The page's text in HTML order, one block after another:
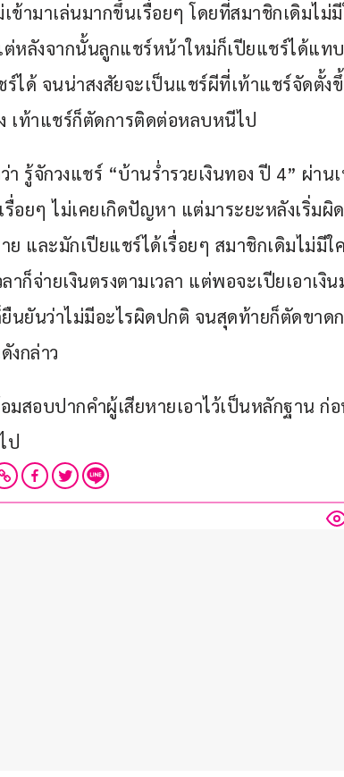
ามาเล่นมากขึ้นเรื่อยๆ โดยที่สมาชิกเดิมไม่มี
หลังจากนั้นลูกแชร์หน้าใหม่ก็เปียแชร์ได้แท
ได้ จนน่าสงสัยจะเป็นแชร์ผีที่เท้าแชร์จัดตั้ง
เท้าแชร์ก็ตัดการติดต่อหลบหนีไป
รู้จักวงแชร์ “บ้านร่ำรวยเงินทอง ปี 4” ผ่าน
อยๆ ไม่เคยเกิดปัญหา แต่มาระยะหลังเริ่มผิด
ย และมักเปียแชร์ได้เรื่อยๆ สมาชิกเดิมไม่มีใ
าก็จ่ายเงินตรงตามเวลา แต่พอจะเปียเอาเงิน
นยันว่าไม่มีอะไรผิดปกติ จนสุดท้ายก็ตัดขาด
งกล่าว
สอบปากคำผู้เสียหายเอาไว้เป็นหลักฐาน ก่อ
ป